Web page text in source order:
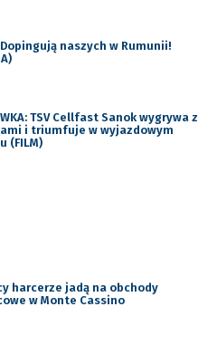
Dopingują naszych w Rumunii!
TSV Cellfast Sanok wygrywa z
i triumfuje w wyjazdowym
(FILM)
harcerze jadą na obchody
w Monte Cassino